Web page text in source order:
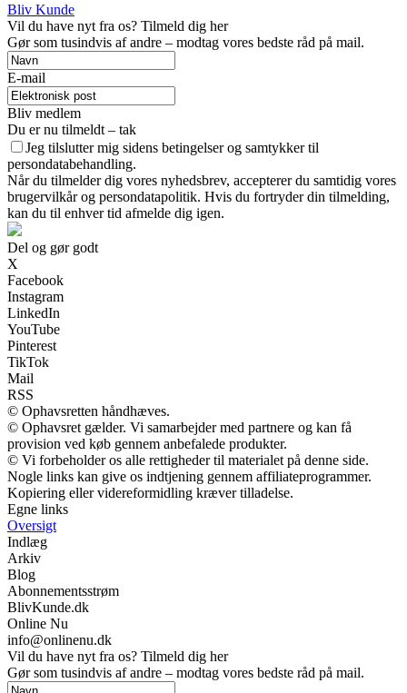
Bliv Kunde
Vil du have nyt fra os? Tilmeld dig her
Gør som tusindvis af andre – modtag vores bedste råd på mail.
E-mail
Bliv medlem
Du er nu tilmeldt – tak
Jeg tilslutter mig sidens betingelser og samtykker til
persondatabehandling.
Når du tilmelder dig vores nyhedsbrev, accepterer du samtidig vores
brugervilkår og persondatapolitik. Hvis du fortryder din tilmelding,
kan du til enhver tid afmelde dig igen.
Del og gør godt
X
Facebook
Instagram
LinkedIn
YouTube
Pinterest
TikTok
Mail
RSS
© Ophavsretten håndhæves.
© Ophavsret gælder. Vi samarbejder med partnere og kan få
provision ved køb gennem anbefalede produkter.
© Vi forbeholder os alle rettigheder til materialet på denne side.
Nogle links kan give os indtjening gennem affiliateprogrammer.
Kopiering eller videreformidling kræver tilladelse.
Egne links
Oversigt
Indlæg
Arkiv
Blog
Abonnementsstrøm
BlivKunde.dk
Online Nu
info@onlinenu.dk
Vil du have nyt fra os? Tilmeld dig her
Gør som tusindvis af andre – modtag vores bedste råd på mail.